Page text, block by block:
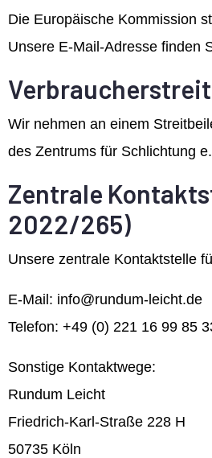
Die Europäische Kommission
Unsere E-Mail-Adresse finden
Wir nehmen an einem
des Zentrums für Schlichtung
Zentrale
2022/265)
Unsere zentrale Kontaktstelle
E-Mail: info@rundum-leicht.de
Telefon: +49 (0) 221 16 99 85
Sonstige Kontaktwege:
Rundum Leicht
Friedrich-Karl-Straße 228 H
50735 Köln